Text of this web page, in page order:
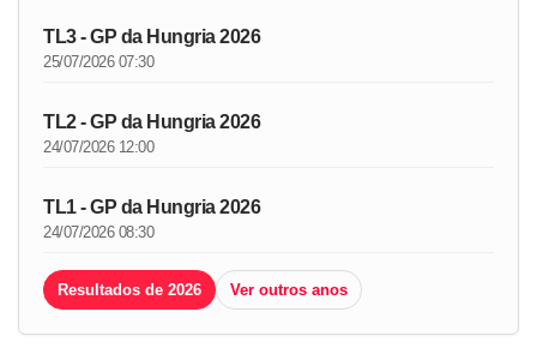
TL3 - GP da Hungria 2026
25/07/2026 07:30
TL2 - GP da Hungria 2026
24/07/2026 12:00
TL1 - GP da Hungria 2026
24/07/2026 08:30
Resultados de 2026 Ver outros anos